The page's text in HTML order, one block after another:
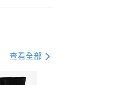
查看全部